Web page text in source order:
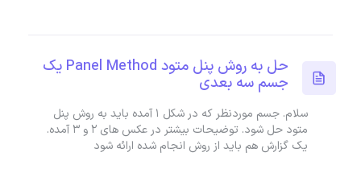
حل به روش پنل متود Panel Method یک
جسم سه بعدی
سلام. جسم موردنظر که در شکل 1 آمده باید به روش پنل
متود حل شود. توضیحات بیشتر در عکس های 2 و 3 آمده.
یک گزارش هم باید از روش انجام شده ارائه شود